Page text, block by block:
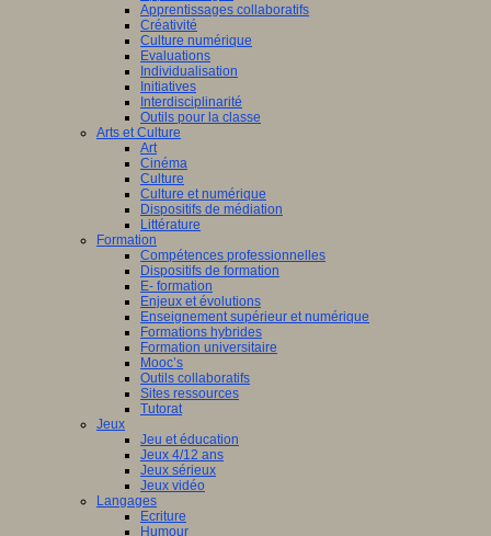
Apprentissages collaboratifs
Créativité
Culture numérique
Evaluations
Individualisation
Initiatives
Interdisciplinarité
Outils pour la classe
Arts et Culture
Art
Cinéma
Culture
Culture et numérique
Dispositifs de médiation
Littérature
Formation
Compétences professionnelles
Dispositifs de formation
E- formation
Enjeux et évolutions
Enseignement supérieur et numérique
Formations hybrides
Formation universitaire
Mooc’s
Outils collaboratifs
Sites ressources
Tutorat
Jeux
Jeu et éducation
Jeux 4/12 ans
Jeux sérieux
Jeux vidéo
Langages
Ecriture
Humour